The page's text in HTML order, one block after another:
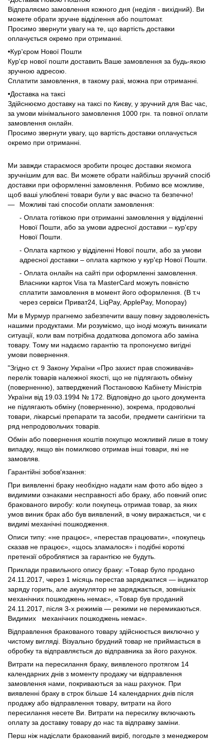
Відпраляємо замовлення кожного дня (неділя - вихідний). Ви
можете обрати зручне відділення або поштомат.
Просимо звернути увагу на те, що вартість доставки
оплачується окремо при отриманні.
•Кур'єром Нової Пошти
Кур'єр нової пошти доставить Ваше замовлення за будь-якою
зручною адресою.
Сплатити замовлення, в такому разі, можна при отриманні.
•Доставка на таксі
Здійснюємо доставку на таксі по Києву, у зручний для Вас час,
за умови мінімального замовлення 1000 грн. та повної оплати
замовлення онлайн.
Просимо звернути увагу, що вартість доставки оплачується
окремо при отриманні.
Ми завжди стараємося зробити процес доставки якомога
зручнішим для вас. Ви можете обрати найбільш зручний спосіб
доставки при оформленні замовлення. Робимо все можливе,
щоб ваші улюблені товари були у вас вчасно та безпечно!
Можливі такі способи оплати замовлення:
- Оплата готівкою при отриманні замовлення у відділенні
Нової Пошти, або за умови адресної доставки – кур'єру
Нової Пошти.
- Оплата карткою у відділенні Нової пошти, або за умови
адресної доставки – оплата карткою у кур'єр Нової Пошти.
- Оплата онлайн на сайті при оформленні замовлення.
Власники карток Visa та MasterCard можуть повністю
сплатити замовлення в момент його оформлення. (В т.ч
через сервіси Приват24, LiqPay, ApplePay, Monopay)
Ми в Мурмур прагнемо забезпечити вашу повну задоволеність
нашими продуктами. Ми розуміємо, що іноді можуть виникати
ситуації, коли вам потрібна додаткова допомога або заміна
товару. Тому ми надаємо гарантію та пропонуємо вигідні
умови повернення.
"Згідно ст. 9 Закону України «Про захист прав споживачів»
перелік товарів належної якості, що не підлягають обміну
(поверненню), затверджений Постановою Кабінету Міністрів
України від 19.03.1994 № 172. Відповідно до цього документа
не підлягають обміну (поверненню), зокрема, продовольчі
товари, лікарські препарати та засоби, предмети сангігієни та
ряд непродовольчих товарів.
Обмін або повернення коштів покупцю можливий лише в тому
випадку, якщо він помилково отримав інші товари, які не
замовляв.
Гарантійні зобов'язання:
При виявленні браку необхідно надати нам фото або відео з
видимими ознаками несправності або браку, або повний опис
бракованого виробу: коли покупець отримав товар, за яких
умов виник брак або був виявлений, в чому виражається, чи є
видимі механічні пошкодження.
Описи типу: «не працює», «перестав працювати», «покупець
сказав не працює», «щось зламалося» і подібні короткі
претензії оброблятися за гарантією не будуть.
Приклади правильного опису браку: «Товар було продано
24.11.2017, через 1 місяць перестав заряджатися — індикатор
заряду горить, але акумулятор не заряджається, зовнішніх
механічних пошкоджень немає», «Товар був проданий
24.11.2017, після 3-х режимів — режими не перемикаються.
Видимих механічних пошкоджень немає».
Відправлення бракованого товару здійснюється виключно у
чистому вигляді. Візуально брудний товар не приймається в
обробку та відправляється до відправника за його рахунок.
Витрати на пересилання браку, виявленого протягом 14
календарних днів з моменту продажу чи відправлення
замовлення нами, покриваються за наш рахунок. При
виявленні браку в строк більше 14 календарних днів після
продажу або відправлення товару, витрати на його
пересилання несете Ви. Витрати на пересилку включають
оплату за доставку товару до нас та відправку заміни.
Перш ніж надіслати бракований виріб, погодьте з менеджером